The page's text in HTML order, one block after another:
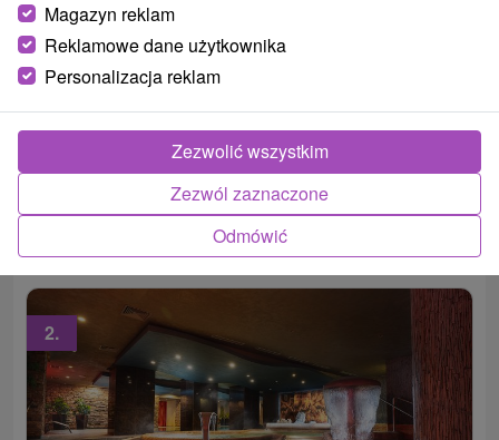
Domalenka Topka: Wyjątkowy pobyt w
uzdrowisku w sercu Gór Szczawnickich
Uzdrowisko Szklane Teplice
Od 2 Noce
Pełne Wyżywienie
Pobyt obejmuje wstępne badanie lekarskie, 2
zabiegi na dobę, nielimitowany wstęp do wody,
program zabiegów oraz bonusy zależne od
2.
Magazyn reklam
Reklamowe dane użytkownika
Personalizacja reklam
Odmówić
Zezwól zaznaczone
Zezwolić wszystkim